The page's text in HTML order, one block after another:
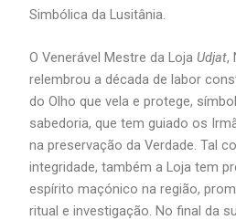
Simbólica da Lusitânia.
O Venerável Mestre da Loja Udjat,
relembrou a década de labor
do Olho que vela e protege,
sabedoria, que tem guiado os
na preservação da Verdade. Tal
integridade, também a Loja tem
espírito maçónico na região,
ritual e investigação. No final da